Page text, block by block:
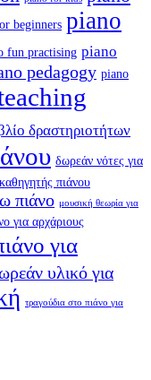
beginners piano
fun practising piano
pedagogy piano
δραστηριοτήτων
δωρεάν νότες για
καθηγητής πιάνου
πιάνο μουσική θεωρία για
για αρχάριους
για
υλικό για
τραγούδια στο πιάνο για